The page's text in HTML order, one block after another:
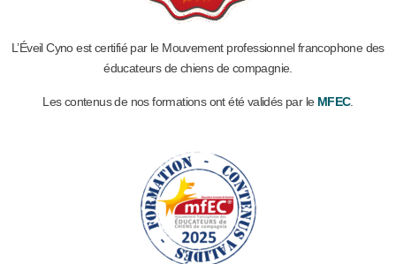
L’Éveil Cyno est certifié par le Mouvement professionnel francophone des
éducateurs de chiens de compagnie.
Les contenus de nos formations ont été validés par le MFEC.